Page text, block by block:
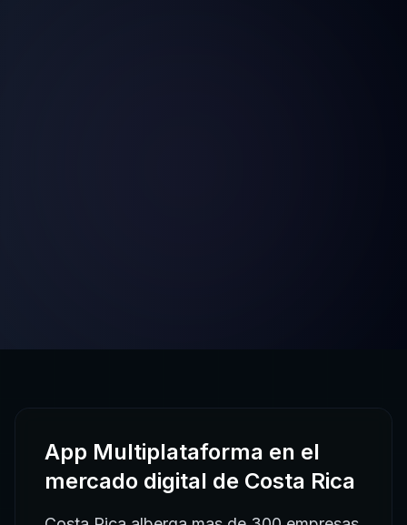
App Multiplataforma en el
mercado digital de Costa Rica